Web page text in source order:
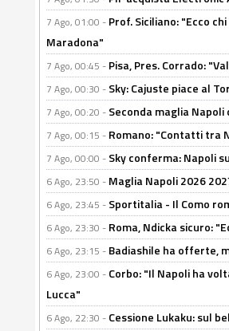
7 Ago, 01:00 - Prof. Siciliano: "Ecco
Maradona"
7 Ago, 00:45 - Pisa, Pres. Corrado:
7 Ago, 00:30 - Sky: Cajuste piace al
7 Ago, 00:20 - Seconda maglia
7 Ago, 00:15 - Romano: "Contatti tra
7 Ago, 00:00 - Sky conferma: Napoli
6 Ago, 23:50 - Maglia Napoli 2026
6 Ago, 23:45 - Sportitalia - Il Como
6 Ago, 23:30 - Roma, Ndicka sicuro:
6 Ago, 23:15 - Badiashile ha offerte,
6 Ago, 23:00 - Corbo: "Il Napoli ha
Lucca"
6 Ago, 22:30 - Cessione Lukaku: sul